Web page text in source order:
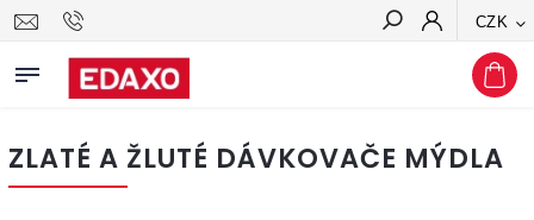
CZK
Hledat
ZLATÉ A ŽLUTÉ DÁVKOVAČE MÝDLA